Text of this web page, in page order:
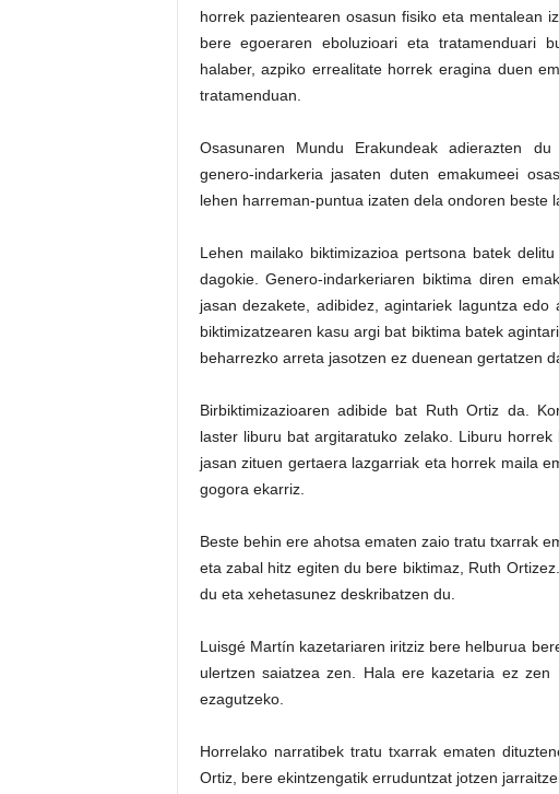
horrek pazientearen osasun fisiko eta mentalean
bere egoeraren eboluzioari eta tratamenduari
halaber, azpiko errealitate horrek eragina duen
tratamenduan.
Osasunaren Mundu Erakundeak adierazten
genero-indarkeria jasaten duten emakumeei
lehen harreman-puntua izaten dela ondoren beste
Lehen mailako biktimizazioa pertsona batek
dagokie. Genero-indarkeriaren biktima diren
jasan dezakete, adibidez, agintariek laguntza
biktimizatzearen kasu argi bat biktima batek
beharrezko arreta jasotzen ez duenean gertatzen
Birbiktimizazioaren adibide bat Ruth Ortiz da.
laster liburu bat argitaratuko zelako. Liburu
jasan zituen gertaera lazgarriak eta horrek maila
gogora ekarriz.
Beste behin ere ahotsa ematen zaio tratu txarrak
eta zabal hitz egiten du bere biktimaz, Ruth
du eta xehetasunez deskribatzen du.
Luisgé Martín kazetariaren iritziz bere helburua
ulertzen saiatzea zen. Hala ere kazetaria ez
ezagutzeko.
Horrelako narratibek tratu txarrak ematen
Ortiz, bere ekintzengatik erruduntzat jotzen